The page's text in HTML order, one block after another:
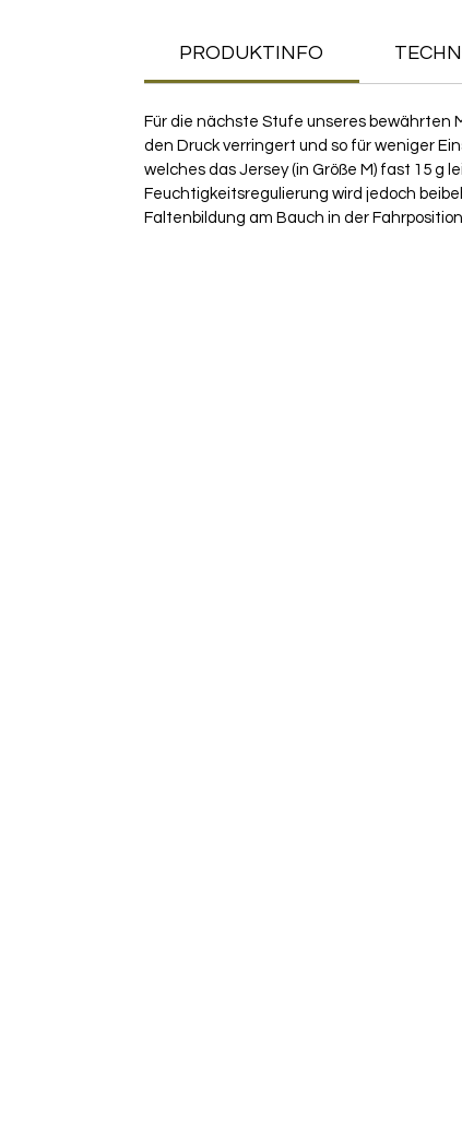
PRODUKTINFO
Für die nächste Stufe unseres bewährten
den Druck verringert und so für weniger
welches das Jersey (in Größe M) fast 15 g
Feuchtigkeitsregulierung wird jedoch
Faltenbildung am Bauch in der Fahrposition.